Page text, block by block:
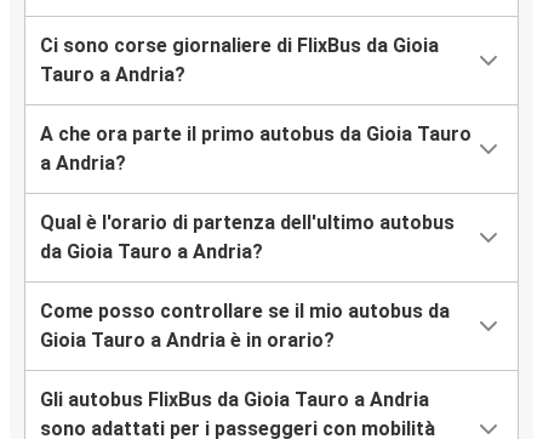
Ci sono corse giornaliere di FlixBus da Gioia
Tauro a Andria?
A che ora parte il primo autobus da Gioia Tauro
a Andria?
Qual è l'orario di partenza dell'ultimo autobus
da Gioia Tauro a Andria?
Come posso controllare se il mio autobus da
Gioia Tauro a Andria è in orario?
Gli autobus FlixBus da Gioia Tauro a Andria
sono adattati per i passeggeri con mobilità